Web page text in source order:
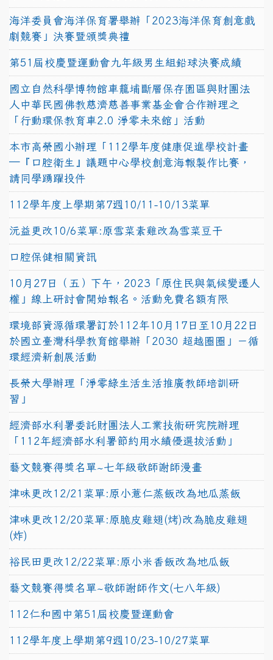
海洋委員會海洋保育署舉辦「2023海洋保育創意戲
劇競賽」決賽暨頒獎典禮
第51屆校慶暨運動會九年級男生組鉛球決賽成績
國立自然科學博物館車籠埔斷層保存園區與財團法
人中華民國佛教慈濟慈善事業基金會合作辦理之
「行動環保教育車2.0 淨零未來館」活動
本市高榮國小辦理「112學年度健康促進學校計畫
─『口腔衛生』議題中心學校創意海報製作比賽，
請同學踴躍投件
112學年度上學期第7週10/11-10/13菜單
沅益更改10/6菜單:原雪菜素雞改為雪菜豆干
口腔保健相關資訊
10月27日（五）下午，2023「原住民與氣候變遷人
權」線上研討會開始報名。活動免費名額有限
環境部資源循環署訂於112年10月17日至10月22日
於國立臺灣科學教育館舉辦「2030 超越圈圈」－循
環經濟新創展活動
長榮大學辦理「淨零綠生活生活推廣教師培訓研
習」
經濟部水利署委託財團法人工業技術研究院辦理
「112年經濟部水利署節約用水績優選拔活動」
藝文競賽得獎名單~七年級敬師謝師漫畫
津味更改12/21菜單:原小薏仁蒸飯改為地瓜蒸飯
津味更改12/20菜單:原脆皮雞翅(烤)改為脆皮雞翅
(炸)
裕民田更改12/22菜單:原小米香飯改為地瓜飯
藝文競賽得獎名單~敬師謝師作文(七八年級)
112仁和國中第51屆校慶暨運動會
112學年度上學期第9週10/23-10/27菜單